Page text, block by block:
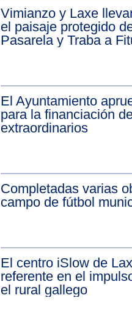
Vimianzo y Laxe
el paisaje protegido
Pasarela y Traba a
El Ayuntamiento
para la financiación
extraordinarios
Completadas varias
campo de fútbol
El centro iSlow de
referente en el
el rural gallego